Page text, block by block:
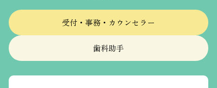
受付・事務・カウンセラー
歯科助手